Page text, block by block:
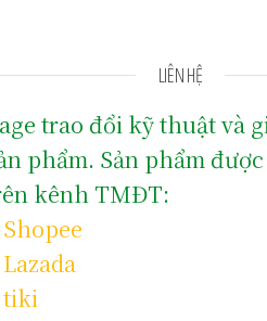
LIÊN HỆ
trao đổi kỹ thuật và
phẩm. Sản phẩm
kênh TMĐT:
Shopee
Lazada
tiki